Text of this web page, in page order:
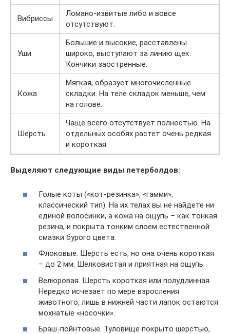
Вибриссы
Ломано-извитые либо и вовсе
отсутствуют.
Уши
Большие и высокие, расставлены
широко, выступают за линию щек.
Кончики заостренные.
Кожа
Мягкая, образует многочисленные
складки. На теле складок меньше, чем
на голове.
Шерсть
Чаще всего отсутствует полностью. На
отдельных особях растет очень редкая
и короткая.
Выделяют следующие виды петерболдов:
Голые коты («кот-резинка», «гамми»,
классический тип). На их телах вы не найдете ни
единой волосинки, а кожа на ощупь – как тонкая
резина, и покрыта тонким слоем естественной
смазки бурого цвета.
Флоковые. Шерсть есть, но она очень короткая
– до 2 мм. Шелковистая и приятная на ощупь.
Велюровая. Шерсть короткая или полудлинная.
Нередко исчезает по мере взросления
животного, лишь в нижней части лапок остаются
мохнатые «носочки».
Браш-пойнтовые. Туловище покрыто шерстью,